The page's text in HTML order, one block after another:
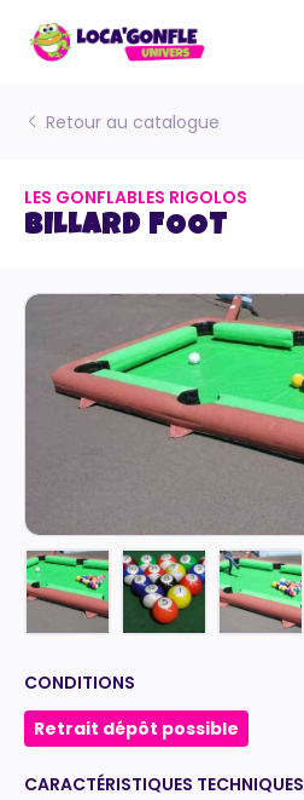
Retour au catalogue
LES GONFLABLES RIGOLOS
BILLARD FOOT
CONDITIONS
Retrait dépôt possible
CARACTÉRISTIQUES TECHNIQUES